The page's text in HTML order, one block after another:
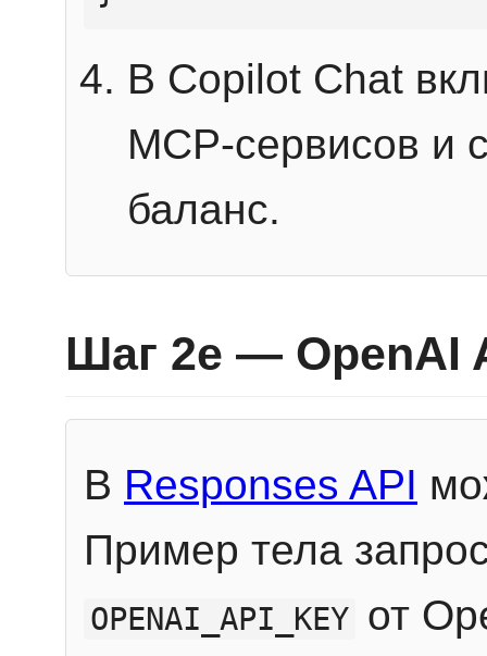
В Copilot Chat
MCP-сервисов и
баланс.
Шаг 2e — OpenAI
В Responses API
Пример тела
OPENAI_API_KEY от